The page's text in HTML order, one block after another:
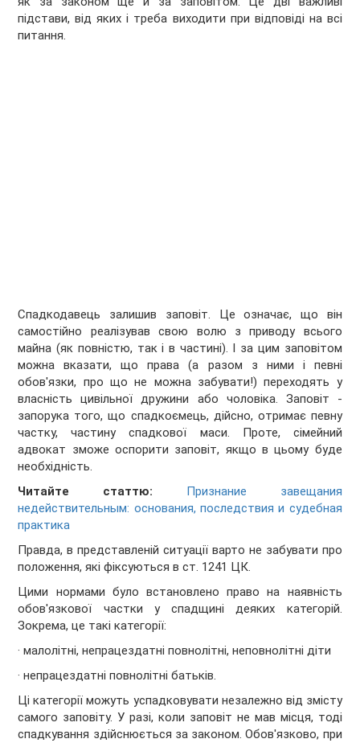
підстави, від яких і треба виходити при відповіді на всі
питання.
Спадкодавець залишив заповіт. Це означає, що він
самостійно реалізував свою волю з приводу всього
майна (як повністю, так і в частині). І за цим заповітом
можна вказати, що права (а разом з ними і певні
обов'язки, про що не можна забувати!) переходять у
власність цивільної дружини або чоловіка. Заповіт -
запорука того, що спадкоємець, дійсно, отримає певну
частку, частину спадкової маси. Проте, сімейний
адвокат зможе оспорити заповіт, якщо в цьому буде
необхідність.
Читайте статтю: Признание завещания
недействительным: основания, последствия и судебная
практика
Правда, в представленій ситуації варто не забувати про
положення, які фіксуються в ст. 1241 ЦК.
Цими нормами було встановлено право на наявність
обов'язкової частки у спадщині деяких категорій.
Зокрема, це такі категорії:
· малолітні, непрацездатні повнолітні, неповнолітні діти
· непрацездатні повнолітні батьків.
Ці категорії можуть успадковувати незалежно від змісту
самого заповіту. У разі, коли заповіт не мав місця, тоді
спадкування здійснюється за законом. Обов'язково, при